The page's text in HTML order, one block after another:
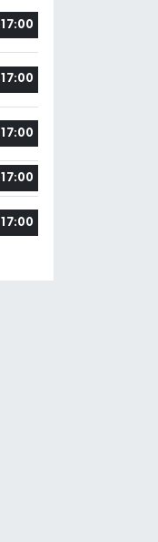
17:00
17:00
17:00
17:00
17:00